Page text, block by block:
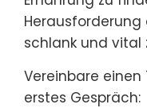
schlank und vital
Vereinbare einen
erstes Gespräch: